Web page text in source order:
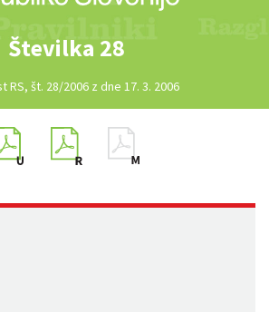
Številka 28
RS, št. 28/2006 z dne 17. 3. 2006